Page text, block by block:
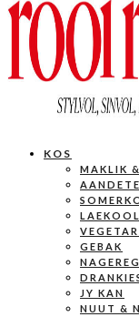
KOS
MAKLIK
GEBAK
NAGEREG
JY KAN
NUUT &